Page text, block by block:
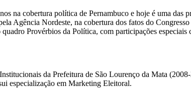
na cobertura política de Pernambuco e hoje é uma das
Agência Nordeste, na cobertura dos fatos do
Provérbios da Política, com participações especiais
da Prefeitura de São Lourenço da Mata
especialização em Marketing Eleitoral.